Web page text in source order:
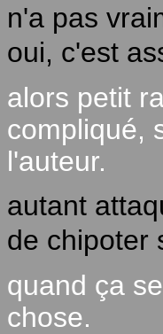
n'a pas
oui, c'est
alors petit
compliqué,
l'auteur.
autant
de chipoter
quand ça
chose.